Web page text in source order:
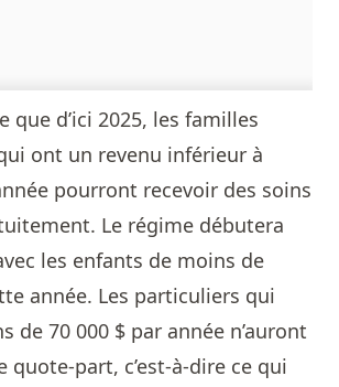
que d’ici 2025, les familles
ont un revenu inférieur à
pourront recevoir des soins
Le régime débutera
les enfants de moins de
année. Les particuliers qui
de 70 000 $ par année n’auront
quote-part, c’est-à-dire ce qui